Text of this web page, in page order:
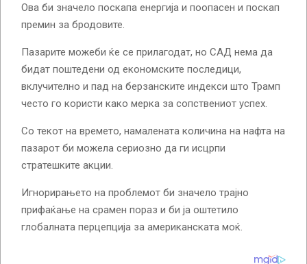
Ова би значело поскапа енергија и поопасен и поскап
премин за бродовите.
Пазарите можеби ќе се прилагодат, но САД нема да
бидат поштедени од економските последици,
вклучително и пад на берзанските индекси што Трамп
често го користи како мерка за сопствениот успех.
Со текот на времето, намалената количина на нафта на
пазарот би можела сериозно да ги исцрпи
стратешките акции.
Игнорирањето на проблемот би значело трајно
прифаќање на срамен пораз и би ја оштетило
глобалната перцепција за американската моќ.